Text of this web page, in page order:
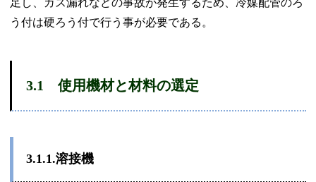
う付は硬ろう付で行う事が必要である。
3.1 使用機材と材料の選定
3.1.1.溶接機